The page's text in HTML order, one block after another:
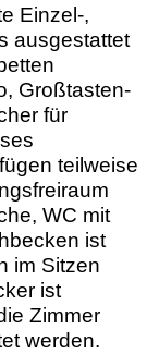
Einzel-,
ausgestattet
Großtasten-
für
teilweise
WC mit
ist
im Sitzen
ist
Zimmer
werden.